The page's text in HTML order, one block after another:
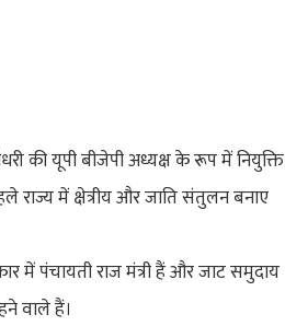
की यूपी बीजेपी अध्यक्ष के रूप में नियुक्ति
राज्य में क्षेत्रीय और जाति संतुलन बनाए
में पंचायती राज मंत्री हैं और जाट समुदाय
वाले हैं।